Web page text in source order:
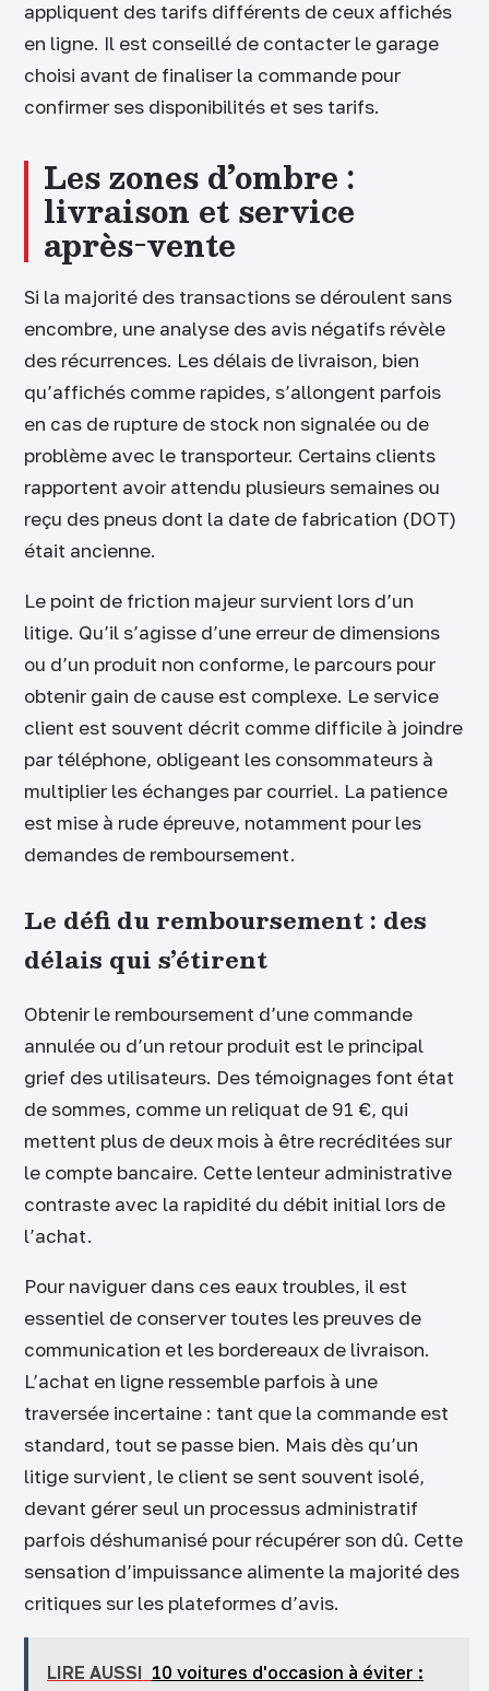
appliquent des tarifs différents de ceux affichés
en ligne. Il est conseillé de contacter le garage
choisi avant de finaliser la commande pour
confirmer ses disponibilités et ses tarifs.
Les zones d’ombre :
livraison et service
après-vente
Si la majorité des transactions se déroulent sans
encombre, une analyse des avis négatifs révèle
des récurrences. Les délais de livraison, bien
qu’affichés comme rapides, s’allongent parfois
en cas de rupture de stock non signalée ou de
problème avec le transporteur. Certains clients
rapportent avoir attendu plusieurs semaines ou
reçu des pneus dont la date de fabrication (DOT)
était ancienne.
Le point de friction majeur survient lors d’un
litige. Qu’il s’agisse d’une erreur de dimensions
ou d’un produit non conforme, le parcours pour
obtenir gain de cause est complexe. Le service
client est souvent décrit comme difficile à joindre
par téléphone, obligeant les consommateurs à
multiplier les échanges par courriel. La patience
est mise à rude épreuve, notamment pour les
demandes de remboursement.
Le défi du remboursement : des
délais qui s’étirent
Obtenir le remboursement d’une commande
annulée ou d’un retour produit est le principal
grief des utilisateurs. Des témoignages font état
de sommes, comme un reliquat de 91 €, qui
mettent plus de deux mois à être recréditées sur
le compte bancaire. Cette lenteur administrative
contraste avec la rapidité du débit initial lors de
l’achat.
Pour naviguer dans ces eaux troubles, il est
essentiel de conserver toutes les preuves de
communication et les bordereaux de livraison.
L’achat en ligne ressemble parfois à une
traversée incertaine : tant que la commande est
standard, tout se passe bien. Mais dès qu’un
litige survient, le client se sent souvent isolé,
devant gérer seul un processus administratif
parfois déshumanisé pour récupérer son dû. Cette
sensation d’impuissance alimente la majorité des
critiques sur les plateformes d’avis.
LIRE AUSSI 10 voitures d'occasion à éviter :